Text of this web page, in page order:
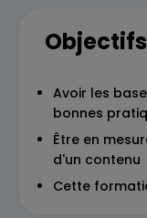
Avoir les
bonnes
Être en
d'un contenu
Cette